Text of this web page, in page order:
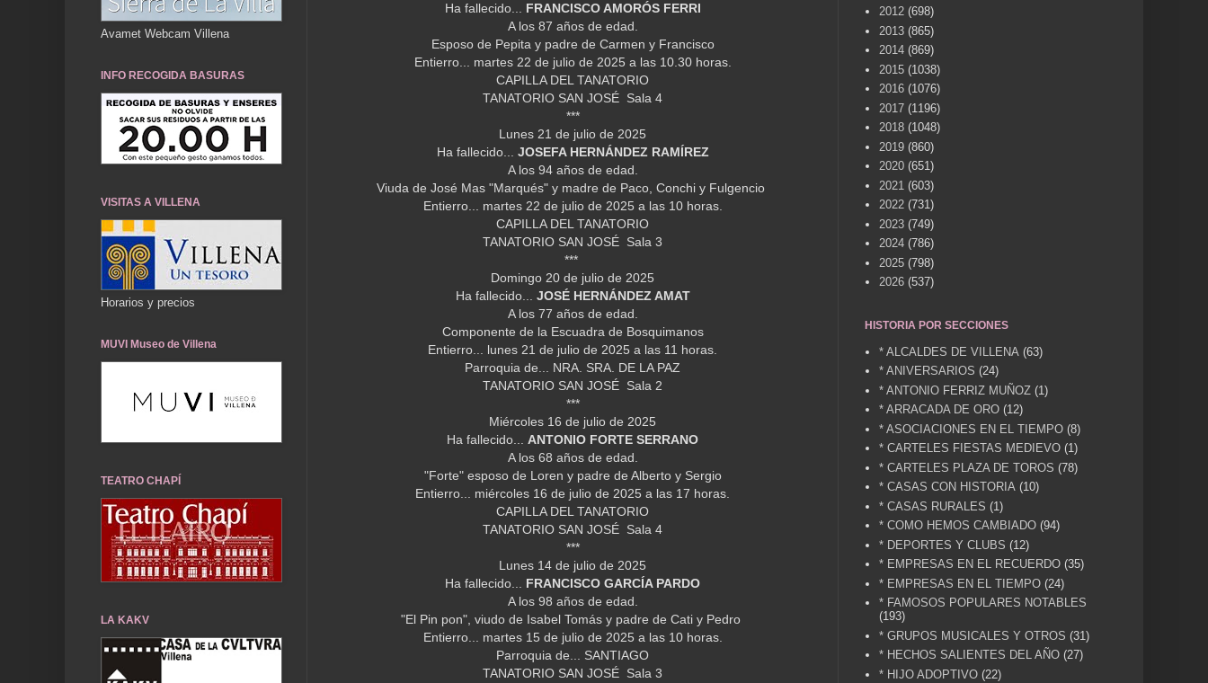
Ha fallecido... FRANCISCO AMORÓS FERRI
A los 87 años de edad.
Esposo de Pepita y padre de Carmen y Francisco
Entierro... martes 22 de julio de 2025 a las 10.30 horas.
CAPILLA DEL TANATORIO
TANATORIO SAN JOSÉ Sala 4
***
Lunes 21 de julio de 2025
Ha fallecido... JOSEFA HERNÁNDEZ RAMÍREZ
A los 94 años de edad.
Viuda de José Mas "Marqués" y madre de Paco, Conchi y Fulgencio
Entierro... martes 22 de julio de 2025 a las 10 horas.
CAPILLA DEL TANATORIO
TANATORIO SAN JOSÉ Sala 3
***
Domingo 20 de julio de 2025
Ha fallecido... JOSÉ HERNÁNDEZ AMAT
A los 77 años de edad.
Componente de la Escuadra de Bosquimanos
Entierro... lunes 21 de julio de 2025 a las 11 horas.
Parroquia de... NRA. SRA. DE LA PAZ
TANATORIO SAN JOSÉ Sala 2
***
Miércoles 16 de julio de 2025
Ha fallecido... ANTONIO FORTE SERRANO
A los 68 años de edad.
"Forte" esposo de Loren y padre de Alberto y Sergio
Entierro... miércoles 16 de julio de 2025 a las 17 horas.
CAPILLA DEL TANATORIO
TANATORIO SAN JOSÉ Sala 4
***
Lunes 14 de julio de 2025
Ha fallecido... FRANCISCO GARCÍA PARDO
A los 98 años de edad.
"El Pin pon", viudo de Isabel Tomás y padre de Cati y Pedro
Entierro... martes 15 de julio de 2025 a las 10 horas.
Parroquia de... SANTIAGO
TANATORIO SAN JOSÉ Sala 3
Avamet Webcam Villena
INFO RECOGIDA BASURAS
VISITAS A VILLENA
Horarios y precios
MUVI Museo de Villena
TEATRO CHAPÍ
LA KAKV
2012 (698)
2013 (865)
2014 (869)
2015 (1038)
2016 (1076)
2017 (1196)
2018 (1048)
2019 (860)
2020 (651)
2021 (603)
2022 (731)
2023 (749)
2024 (786)
2025 (798)
2026 (537)
HISTORIA POR SECCIONES
* ALCALDES DE VILLENA (63)
* ANIVERSARIOS (24)
* ANTONIO FERRIZ MUÑOZ (1)
* ARRACADA DE ORO (12)
* ASOCIACIONES EN EL TIEMPO (8)
* CARTELES FIESTAS MEDIEVO (1)
* CARTELES PLAZA DE TOROS (78)
* CASAS CON HISTORIA (10)
* CASAS RURALES (1)
* COMO HEMOS CAMBIADO (94)
* DEPORTES Y CLUBS (12)
* EMPRESAS EN EL RECUERDO (35)
* EMPRESAS EN EL TIEMPO (24)
* FAMOSOS POPULARES NOTABLES
(193)
* GRUPOS MUSICALES Y OTROS (31)
* HECHOS SALIENTES DEL AÑO (27)
* HIJO ADOPTIVO (22)